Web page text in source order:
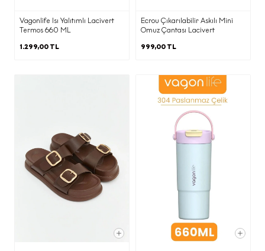
Vagonlife Isı Yalıtımlı Lacivert
Termos 660 ML
1.299,00 TL
Ecrou Çıkarılabilir Askılı Mini
Omuz Çantası Lacivert
999,00 TL
(b) kısmında belirtilen amaçlarla sınırlı
olarak aktarılacaktır.
Kapsamındaki Haklarınızla
İlgili Bilgilendirme
Kişisel verisi işlenen kişi olarak, Kanunun
ilgili kişinin haklarını düzenleyen 11.
maddesi kapsamındaki haklarınızı (kişisel
veri işlemeyi öğrenme, işlemeyle ilgili
bilgi talep etme,işlemenin amaca
uygunluğunu öğrenme, aktarım yapılan
kişileri bilme, eksik veya yanlış
işlemelerin düzeltilmesini
isteme, silme veya yok edilmesini
isteme, otomatik tüm işlemlerin üçüncü